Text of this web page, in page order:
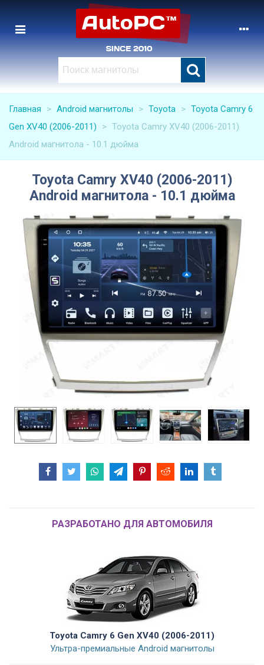
Главная > Android магнитолы > Toyota > Toyota Camry 6
Gen XV40 (2006-2011)
> Toyota Camry XV40 (2006-2011)
Android магнитола - 10.1 дюйма
Toyota Camry XV40 (2006-2011)
Android магнитола - 10.1 дюйма
РАЗРАБОТАНО ДЛЯ АВТОМОБИЛЯ
Toyota Camry 6 Gen XV40 (2006-2011)
Ультра-премиальные Android магнитолы